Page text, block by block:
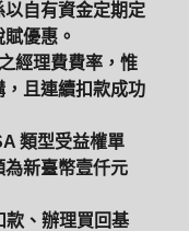
以自有資金定期定
優惠。
經理費費率，惟
且連續扣款成功
類型受益權單
新臺幣壹仟元
款、辦理買回基